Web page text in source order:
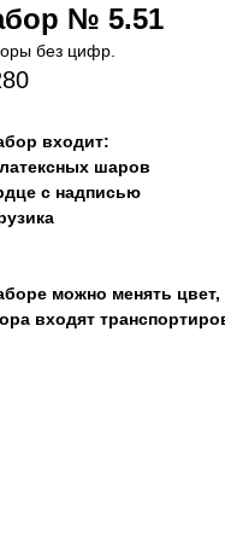
№ 5.51
без цифр.
входит:
шаров
с надписью
можно менять
входят